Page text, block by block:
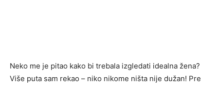
Neko me je pitao kako bi trebala izgledati idealna žena?
Više puta sam rekao – niko nikome ništa nije dužan! Pre